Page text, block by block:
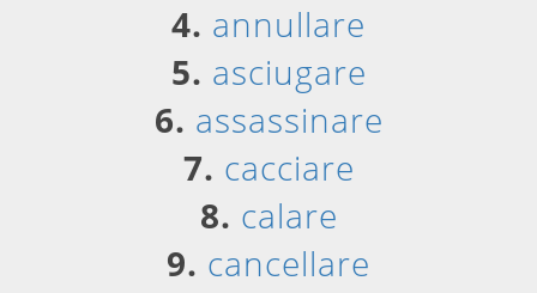
4. annullare
5. asciugare
6. assassinare
7. cacciare
8. calare
9. cancellare